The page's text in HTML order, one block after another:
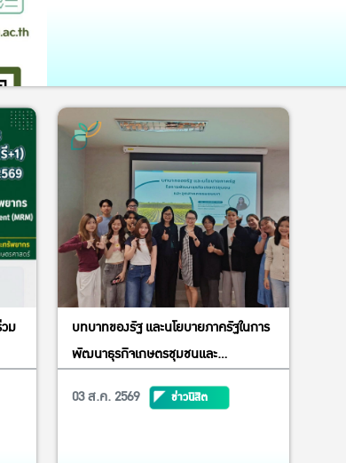
ม
บทบาทของรัฐ และนโยบายภาครัฐในการ
พัฒนาธุรกิจเกษตรชุมชนและ
อุตสาหกรรมชนบท
03 ส.ค. 2569 ข่าวนิสิต